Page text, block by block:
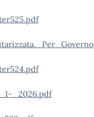
_2026.pdf